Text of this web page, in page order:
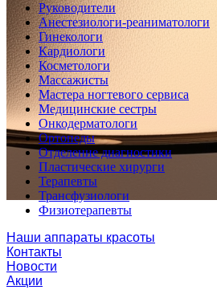
Руководители
Анестезиологи-реаниматологи
Гинекологи
Кардиологи
Косметологи
Массажисты
Мастера ногтевого сервиса
Медицинские сестры
Онкодерматологи
Ортопеды
Отделение диагностики
Пластические хирурги
Терапевты
Трансфузиологи
Физиотерапевты
Наши аппараты красоты
Контакты
Новости
Акции